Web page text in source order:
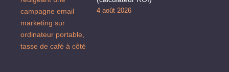
4 août 2026